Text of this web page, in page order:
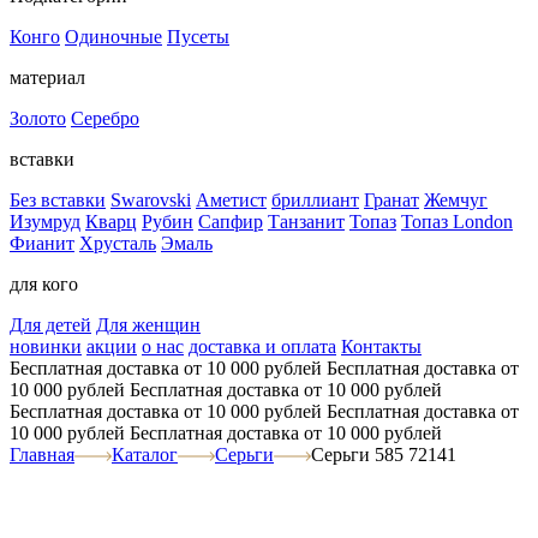
Конго Одиночные Пусеты
материал
Золото Серебро
вставки
Без вставки Swarovski Аметист бриллиант Гранат Жемчуг
Изумруд Кварц Рубин Сапфир Танзанит Топаз Топаз London
Фианит Хрусталь Эмаль
для кого
Для детей Для женщин
новинки акции о нас доставка и оплата Контакты
Бесплатная доставка от 10 000 рублей Бесплатная доставка от
10 000 рублей Бесплатная доставка от 10 000 рублей
Бесплатная доставка от 10 000 рублей Бесплатная доставка от
10 000 рублей Бесплатная доставка от 10 000 рублей
Главная
Каталог Серьги Серьги 585 72141